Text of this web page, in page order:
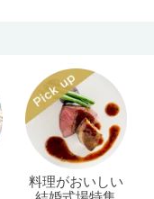
料理がおいしい